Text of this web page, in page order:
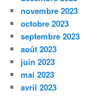
novembre 2023
octobre 2023
septembre 2023
août 2023
juin 2023
mai 2023
avril 2023